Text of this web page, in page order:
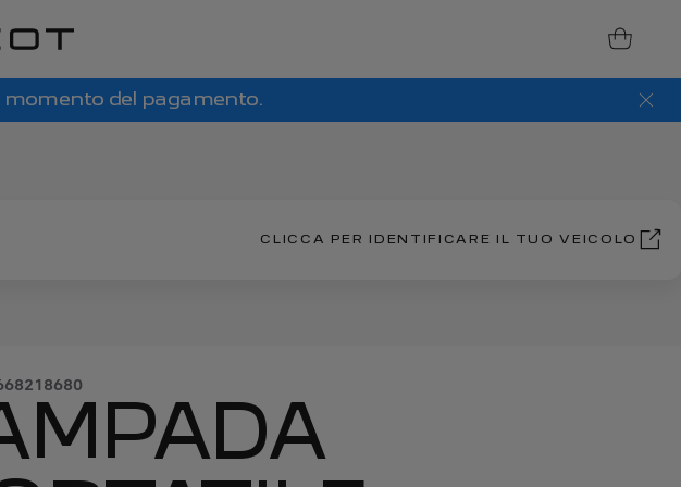
momento del pagamento.
CLICCA PER IDENTIFICARE IL TUO VEICOLO